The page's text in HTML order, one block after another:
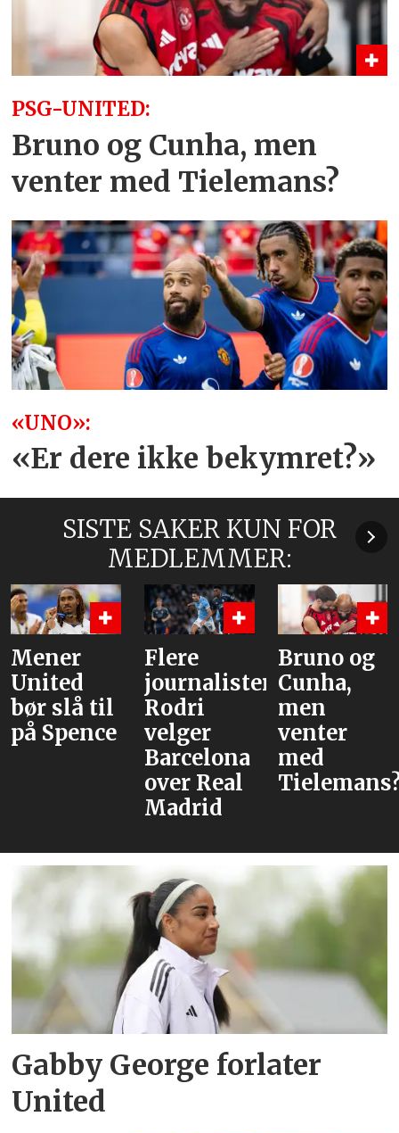
PSG-UNITED:
Bruno og Cunha, men
venter med Tielemans?
«UNO»:
«Er dere ikke bekymret?»
SISTE SAKER KUN FOR
MEDLEMMER:
Flere
journalister:
Rodri
velger
Bruno og
Cunha,
men
venter
med
Tielemans?
Hva er
Gabby George forlater
United